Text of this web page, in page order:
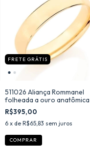
FRETE GRÁTIS
511026 Aliança Rommanel
folheada a ouro anatômica
R$395,00
6 x de R$65,83 sem juros
COMPRAR